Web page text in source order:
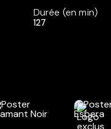
Durée (en min)
127